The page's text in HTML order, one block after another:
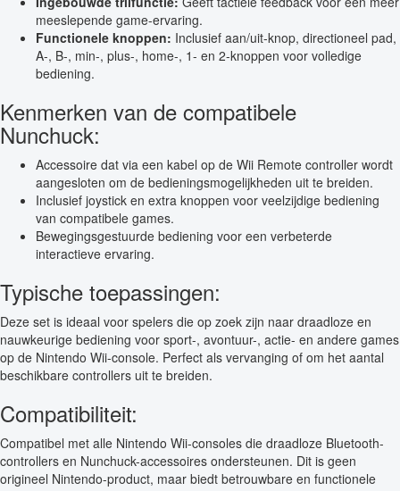
meeslepende game-ervaring.
Functionele knoppen: Inclusief aan/uit-knop, directioneel pad,
A-, B-, min-, plus-, home-, 1- en 2-knoppen voor volledige
bediening.
Kenmerken van de compatibele
Nunchuck:
Accessoire dat via een kabel op de Wii Remote controller wordt
aangesloten om de bedieningsmogelijkheden uit te breiden.
Inclusief joystick en extra knoppen voor veelzijdige bediening
van compatibele games.
Bewegingsgestuurde bediening voor een verbeterde
interactieve ervaring.
Typische toepassingen:
Deze set is ideaal voor spelers die op zoek zijn naar draadloze en
nauwkeurige bediening voor sport-, avontuur-, actie- en andere games
op de Nintendo Wii-console. Perfect als vervanging of om het aantal
beschikbare controllers uit te breiden.
Compatibiliteit:
Compatibel met alle Nintendo Wii-consoles die draadloze Bluetooth-
controllers en Nunchuck-accessoires ondersteunen. Dit is geen
origineel Nintendo-product, maar biedt betrouwbare en functionele